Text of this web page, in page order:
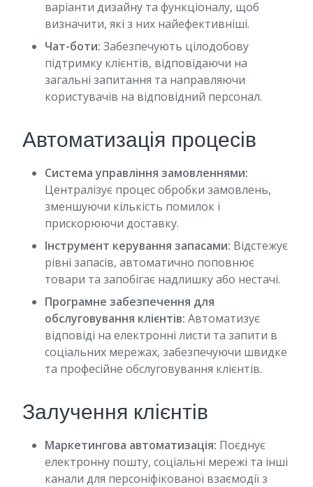
варіанти дизайну та функціоналу, щоб
визначити, які з них найефективніші.
Чат-боти: Забезпечують цілодобову
підтримку клієнтів, відповідаючи на
загальні запитання та направляючи
користувачів на відповідний персонал.
Автоматизація процесів
Система управління замовленнями:
Централізує процес обробки замовлень,
зменшуючи кількість помилок і
прискорюючи доставку.
Інструмент керування запасами: Відстежує
рівні запасів, автоматично поповнює
товари та запобігає надлишку або нестачі.
Програмне забезпечення для
обслуговування клієнтів: Автоматизує
відповіді на електронні листи та запити в
соціальних мережах, забезпечуючи швидке
та професійне обслуговування клієнтів.
Залучення клієнтів
Маркетингова автоматизація: Поєднує
електронну пошту, соціальні мережі та інші
канали для персоніфікованої взаємодії з